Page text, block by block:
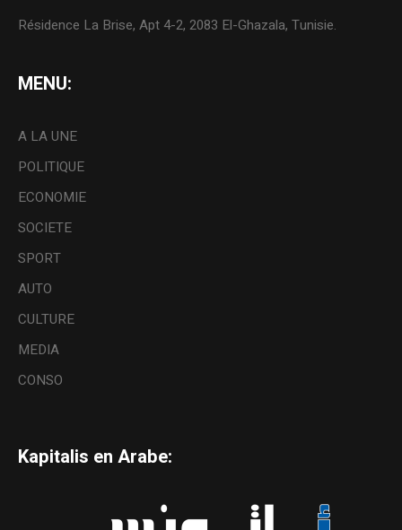
Résidence La Brise, Apt 4-2, 2083 El-Ghazala, Tunisie.
MENU:
A LA UNE
POLITIQUE
ECONOMIE
SOCIETE
SPORT
AUTO
CULTURE
MEDIA
CONSO
Kapitalis en Arabe: